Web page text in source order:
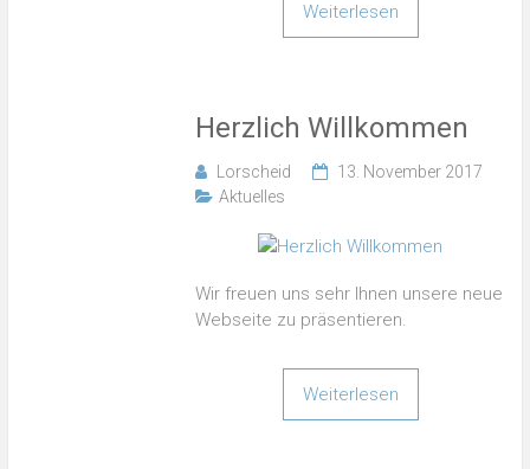
Weiterlesen
Herzlich Willkommen
Lorscheid
13. November 2017
Aktuelles
Wir freuen uns sehr Ihnen unsere neue
Webseite zu präsentieren.
Weiterlesen